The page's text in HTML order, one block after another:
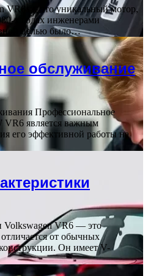
VR6 — это уникальный мотор,
х годах инженерами
целью было…
обслуживание
Профессиональное
VR6 является важным
его эффективной работы на
Volkswagen VR6 — это
от обычных
Он имеет V-